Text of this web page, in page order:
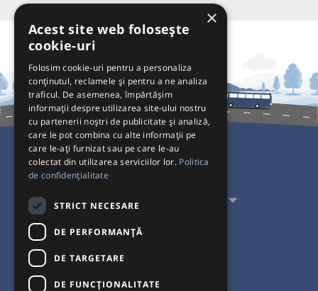
Pentru Călători
Pentru Transportatori
Interacționăm
Acceptăm plăți cu
×
Acest site web folosește
cookie-uri
Folosim cookie-uri pentru a personaliza
conținutul, reclamele și pentru a ne analiza
traficul. De asemenea, împărtășim
informații despre utilizarea site-ului nostru
cu partenerii noștri de publicitate și analiză,
care le pot combina cu alte informații pe
care le-ați furnizat sau pe care le-au
colectat din utilizarea serviciilor lor. Politica
de confidențialitate
STRICT NECESARE
DE PERFORMANȚĂ
DE TARGETARE
DE FUNCŢIONALITATE